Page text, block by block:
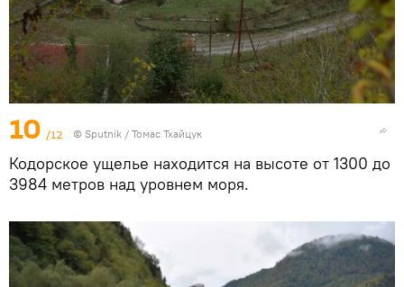
10 /12 © Sputnik / Томас Тхайцук
Кодорское ущелье находится на высоте от 1300 до
3984 метров над уровнем моря.